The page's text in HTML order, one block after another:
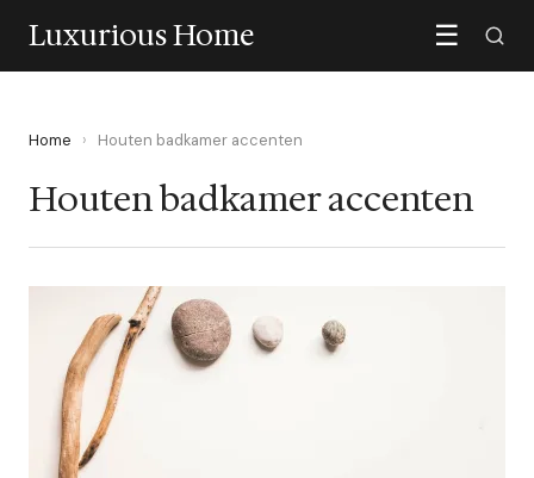
Luxurious Home ☰
Home › Houten badkamer accenten
Houten badkamer accenten